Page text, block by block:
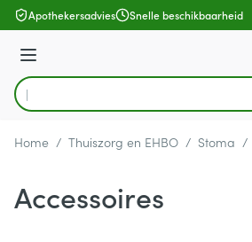
Ga naar de inhoud
Apothekersadvies Snelle beschikbaarheid
Menu
Product, merk, categorie...
Home / Thuiszorg en EHBO / Stoma /
Accessoires